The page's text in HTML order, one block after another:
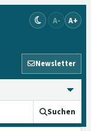
A- A+
Newsletter
Suchen